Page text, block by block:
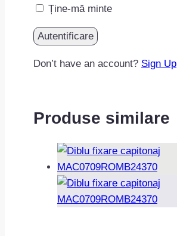
Ține-mă minte
Don’t have an account? Sign Up
Produse similare